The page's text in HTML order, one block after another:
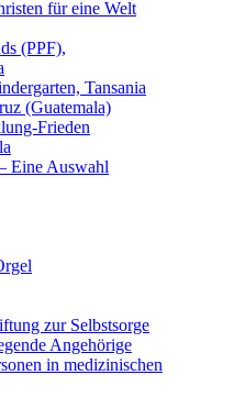
für eine Welt
(PPF),
Tansania
(Guatemala)
Frieden
Eine Auswahl
zur Selbstsorge
Angehörige
in medizinischen